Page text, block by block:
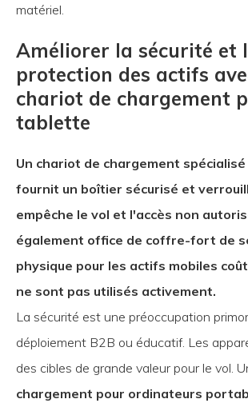
matériel.
Améliorer la sécurité et
protection des actifs
chariot de chargement
tablette
Un chariot de chargement
fournit un boîtier sécurisé et
empêche le vol et l'accès non
également office de coffre-fort de
physique pour les actifs mobiles
ne sont pas utilisés activement.
La sécurité est une préoccupation
déploiement B2B ou éducatif. Les
des cibles de grande valeur pour le vol.
chargement pour ordinateurs